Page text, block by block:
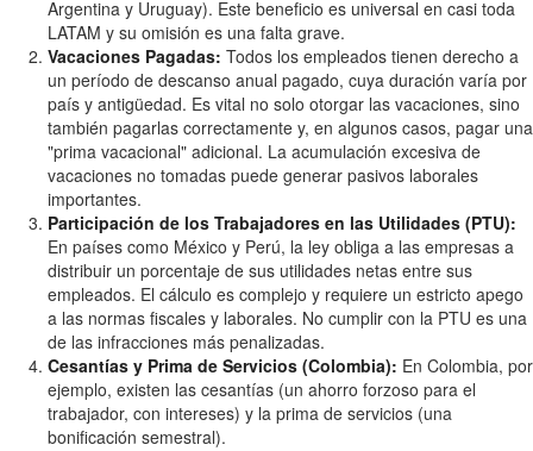
Argentina y Uruguay). Este beneficio es universal en casi toda
LATAM y su omisión es una falta grave.
Vacaciones Pagadas: Todos los empleados tienen derecho a
un período de descanso anual pagado, cuya duración varía por
país y antigüedad. Es vital no solo otorgar las vacaciones, sino
también pagarlas correctamente y, en algunos casos, pagar una
"prima vacacional" adicional. La acumulación excesiva de
vacaciones no tomadas puede generar pasivos laborales
importantes.
Participación de los Trabajadores en las Utilidades (PTU):
En países como México y Perú, la ley obliga a las empresas a
distribuir un porcentaje de sus utilidades netas entre sus
empleados. El cálculo es complejo y requiere un estricto apego
a las normas fiscales y laborales. No cumplir con la PTU es una
de las infracciones más penalizadas.
Cesantías y Prima de Servicios (Colombia): En Colombia, por
ejemplo, existen las cesantías (un ahorro forzoso para el
trabajador, con intereses) y la prima de servicios (una
bonificación semestral).